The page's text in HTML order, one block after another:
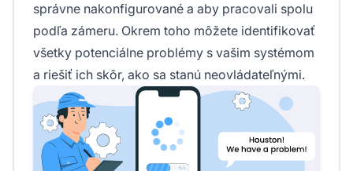
správne nakonfigurované a aby pracovali spolu
podľa zámeru. Okrem toho môžete identifikovať
všetky potenciálne problémy s vašim systémom
a riešiť ich skôr, ako sa stanú neovládateľnými.